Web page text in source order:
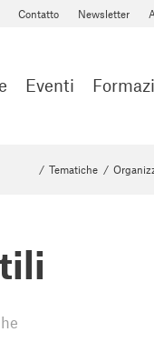
Contatto Newsletter
Eventi
/ Tematiche /